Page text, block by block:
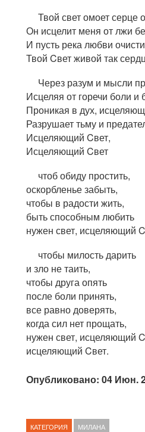
Твой свет омоет серце
Он исцелит меня от лжи
И пусть река любви
Твой Cвет живой так
Через разум и мысли
Исцеляя от горечи боли и
Проникая в дух,
Разрушает тьму и
Исцеляющий Cвет,
Исцеляющий Cвет
чтоб обиду простить,
оскорбленье забыть,
чтобы в радости жить,
быть способным любить
нужен свет, исцеляющий
чтобы милость дарить
и зло не таить,
чтобы друга опять
после боли принять,
все равно доверять,
когда сил нет прощать,
нужен свет, исцеляющий
исцеляющий Cвет.
Опубликовано: 04 Июн.
КАТЕГОРИЯ МИЛАНА